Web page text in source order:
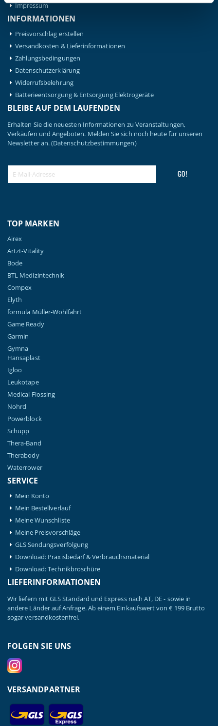
Impressum
INFORMATIONEN
Preisvorschlag erstellen
Versandkosten & Lieferinformationen
Zahlungsbedingungen
Datenschutzerklärung
Widerrufsbelehrung
Batterieentsorgung & Entsorgung Elektrogeräte
BLEIBE AUF DEM LAUFENDEN
Erhalten Sie die neuesten Informationen zu Veranstaltungen,
Verkäufen und Angeboten. Melden Sie sich noch heute für unseren
Newsletter an.(Datenschutzbestimmungen)
GO!
TOP MARKEN
Airex
Artzt-Vitality
Bode
BTL Medizintechnik
Compex
Elyth
formula Müller-Wohlfahrt
Game Ready
Garmin
Gymna
Hansaplast
Igloo
Leukotape
Medical Flossing
Nohrd
Powerblock
Schupp
Thera-Band
Therabody
Waterrower
SERVICE
Mein Konto
Mein Bestellverlauf
Meine Wunschliste
Meine Preisvorschläge
GLS Sendungsverfolgung
Download: Praxisbedarf & Verbrauchsmaterial
Download: Technikbroschüre
LIEFERINFORMATIONEN
Wir liefern mit GLS Standard und Express nach AT, DE - sowie in
andere Länder auf Anfrage. Ab einem Einkaufswert von € 199 Brutto
sogar versandkostenfrei.
FOLGEN SIE UNS
VERSANDPARTNER